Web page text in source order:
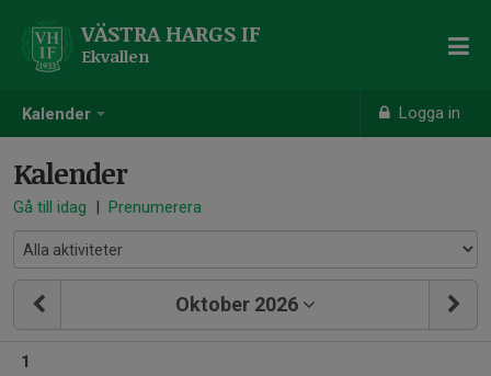
Kalender Logga in
VÄSTRA HARGS IF
Ekvallen
Kalender
Gå till idag | Prenumerera
Oktober 2026
1